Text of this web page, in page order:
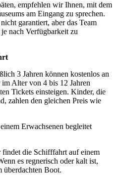
empfehlen wir Ihnen, mit dem
am Eingang zu sprechen.
garantiert, aber das Team
nach Verfügbarkeit zu
3 Jahren können kostenlos an
Alter von 4 bis 12 Jahren
Tickets einsteigen. Kinder, die
zahlen den gleichen Preis wie
Erwachsenen begleitet
findet die Schifffahrt auf einem
es regnerisch oder kalt ist,
überdachten Boot.